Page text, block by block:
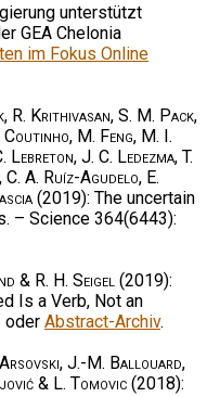
unterstützt
GEA Chelonia
im Fokus Online
R. Krithivasan, S. M. Pack,
M. Feng, M. I.
Lebreton, J. C. Ledezma, T.
A. Ruíz-Agudelo, E.
(2019): The uncertain
– Science 364(6443):
& R. H. Seigel (2019):
Is a Verb, Not an
oder Abstract-Archiv.
J.-M. Ballouard,
& L. Tomovic (2018):